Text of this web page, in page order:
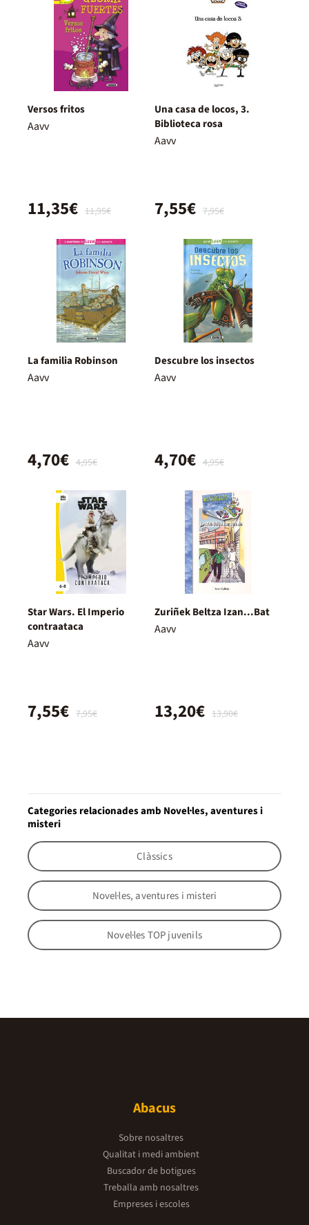
Versos fritos
Aavv
11,95€
11,35€
Una casa de locos, 3.
Biblioteca rosa
Aavv
7,95€
7,55€
La familia Robinson
Aavv
4,95€
4,70€
Descubre los insectos
Aavv
4,95€
4,70€
Star Wars. El Imperio
contraataca
Aavv
7,95€
7,55€
Zuriñek Beltza Izan...Bat
Aavv
13,90€
13,20€
Categories relacionades amb Novel·les, aventures i
misteri
Clàssics
Novel·les, aventures i misteri
Novel·les TOP juvenils
Abacus
Sobre nosaltres
Qualitat i medi ambient
Buscador de botigues
Treballa amb nosaltres
Empreses i escoles